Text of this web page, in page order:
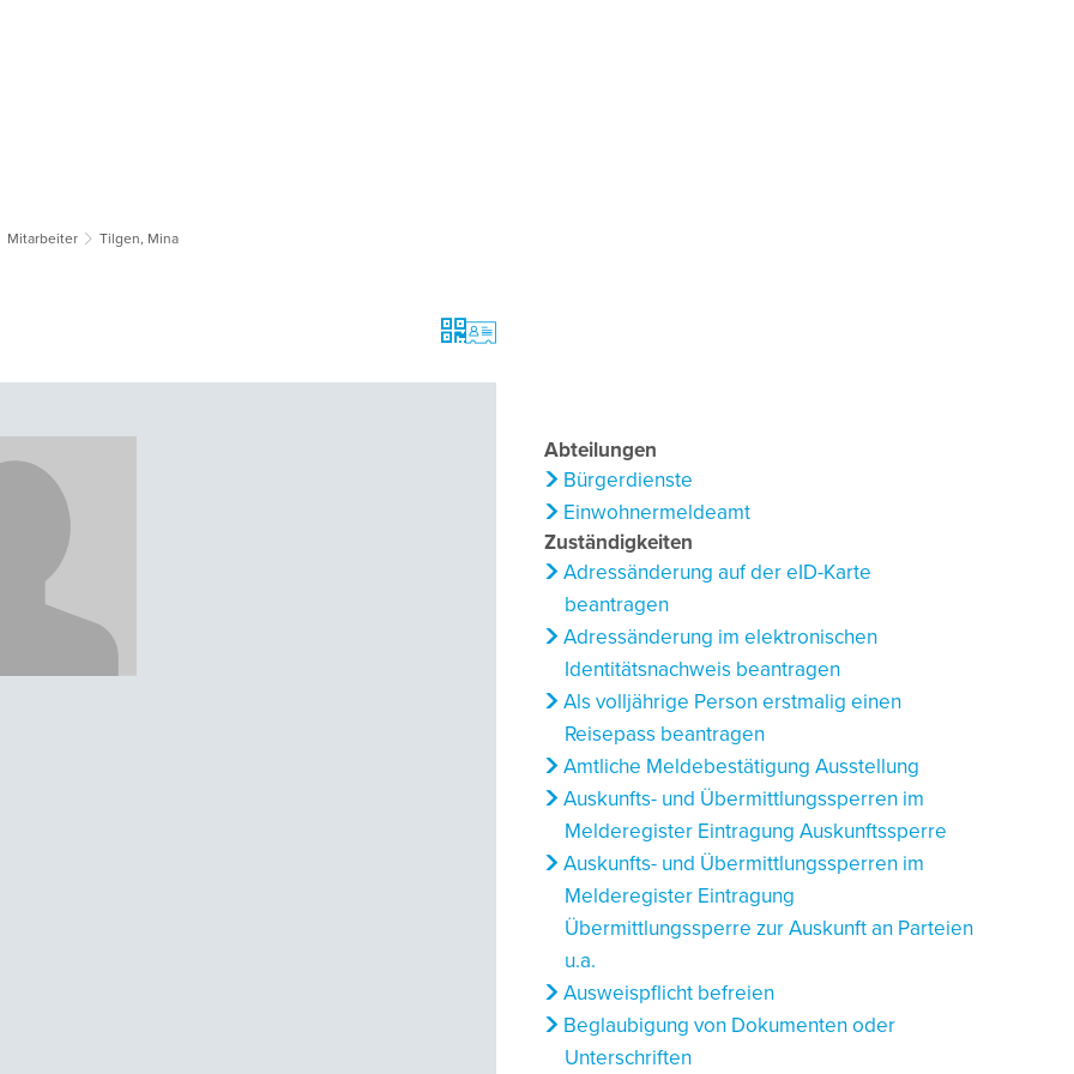
Mitarbeiter Tilgen, Mina
Abteilungen
Bürgerdienste
Einwohnermeldeamt
Zuständigkeiten
Adressänderung auf der eID-Karte
beantragen
Adressänderung im elektronischen
Identitätsnachweis beantragen
Als volljährige Person erstmalig einen
Reisepass beantragen
Amtliche Meldebestätigung Ausstellung
Auskunfts- und Übermittlungssperren im
Melderegister Eintragung Auskunftssperre
Auskunfts- und Übermittlungssperren im
Melderegister Eintragung
Übermittlungssperre zur Auskunft an Parteien
u.a.
Ausweispflicht befreien
Beglaubigung von Dokumenten oder
Unterschriften